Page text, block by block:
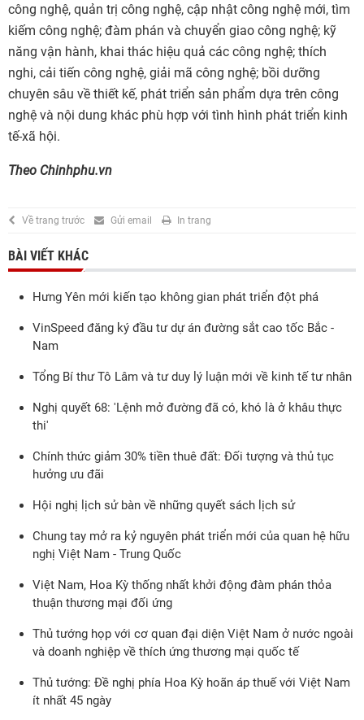
công nghệ, quản trị công nghệ, cập nhật công nghệ mới, tìm
kiếm công nghệ; đàm phán và chuyển giao công nghệ; kỹ
năng vận hành, khai thác hiệu quả các công nghệ; thích
nghi, cải tiến công nghệ, giải mã công nghệ; bồi dưỡng
chuyên sâu về thiết kế, phát triển sản phẩm dựa trên công
nghệ và nội dung khác phù hợp với tình hình phát triển kinh
tế-xã hội.
Theo Chinhphu.vn
Về trang trước Gửi email In trang
BÀI VIẾT KHÁC
Hưng Yên mới kiến tạo không gian phát triển đột phá
VinSpeed đăng ký đầu tư dự án đường sắt cao tốc Bắc -
Nam
Tổng Bí thư Tô Lâm và tư duy lý luận mới về kinh tế tư nhân
Nghị quyết 68: 'Lệnh mở đường đã có, khó là ở khâu thực
thi'
Chính thức giảm 30% tiền thuê đất: Đối tượng và thủ tục
hưởng ưu đãi
Hội nghị lịch sử bàn về những quyết sách lịch sử
Chung tay mở ra kỷ nguyên phát triển mới của quan hệ hữu
nghị Việt Nam - Trung Quốc
Việt Nam, Hoa Kỳ thống nhất khởi động đàm phán thỏa
thuận thương mại đối ứng
Thủ tướng họp với cơ quan đại diện Việt Nam ở nước ngoài
và doanh nghiệp về thích ứng thương mại quốc tế
Thủ tướng: Đề nghị phía Hoa Kỳ hoãn áp thuế với Việt Nam
ít nhất 45 ngày